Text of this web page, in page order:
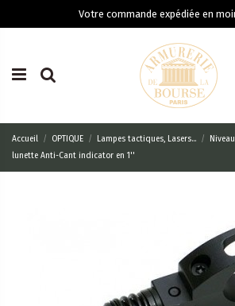
Votre commande expédiée en
Accueil OPTIQUE Lampes tactiques, Lasers...
lunette Anti-Cant indicator en 1''